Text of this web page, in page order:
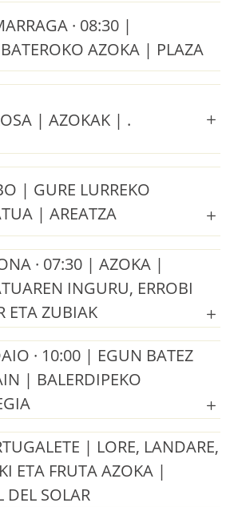
· 08:30 |
AZOKA | PLAZA
| AZOKAK | .
| GURE LURREKO
| AREATZA
· 07:30 | AZOKA |
INGURU, ERROBI
ETA ZUBIAK
· 10:00 | EGUN BATEZ
| BALERDIPEKO
| LORE, LANDARE,
ETA FRUTA AZOKA |
DEL SOLAR